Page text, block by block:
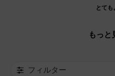
とても
もっと
フィルター